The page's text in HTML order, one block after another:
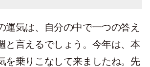
運気は、自分の中で一つの答え
と言えるでしょう。今年は、本
を乗りこなして来ましたね。先